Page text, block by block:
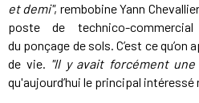
et demi", rembobine Yann
poste de technico-
du ponçage de sols. C’est ce qu’on
de vie. "Il y avait forcément
qu'aujourd’hui le principal